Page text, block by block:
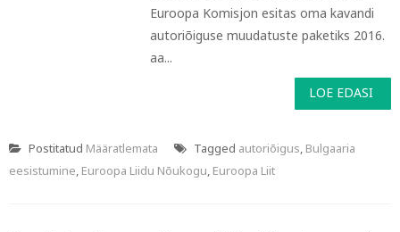
Euroopa Komisjon esitas oma kavandi
autoriõiguse muudatuste paketiks 2016.
aa...
LOE EDASI
Postitatud Määratlemata Tagged autoriõigus, Bulgaaria
eesistumine, Euroopa Liidu Nõukogu, Euroopa Liit